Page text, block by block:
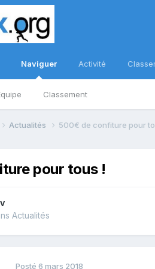
Naviguer
Classement
Activité
Actualités 500€ de confiture pour
pour tous !
Actualités
Posté 6 mars 2018